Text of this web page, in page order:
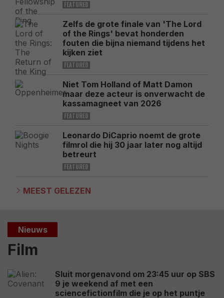
FEATURED
Zelfs de grote finale van 'The Lord
of the Rings' bevat honderden
fouten die bijna niemand tijdens het
kijken ziet
FEATURED
Niet Tom Holland of Matt Damon
maar deze acteur is onverwacht de
kassamagneet van 2026
FEATURED
Leonardo DiCaprio noemt de grote
filmrol die hij 30 jaar later nog altijd
betreurt
FEATURED
MEEST GELEZEN
Nieuws
Film
Sluit morgenavond om 23:45 uur op SBS
9 je weekend af met een
sciencefictionfilm die je op het puntje